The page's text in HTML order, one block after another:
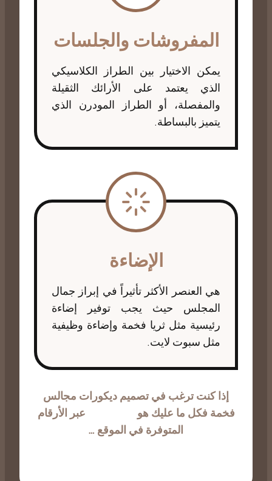
المفروشات والجلسات
يمكن الاختيار بين الطراز الكلاسيكي
الذي يعتمد على الأرائك الثقيلة
والمفصلة، أو الطراز المودرن الذي
يتميز بالبساطة.
الإضاءة
هي العنصر الأكثر تأثيراً في إبراز جمال
المجلس حيث يجب توفير إضاءة
رئيسية مثل ثريا فخمة وإضاءة وظيفية
مثل سبوت لايت.
إذا كنت ترغب في تصميم ديكورات مجالس
فخمة فكل ما عليك هو
عبر الأرقام
المتوفرة في الموقع …